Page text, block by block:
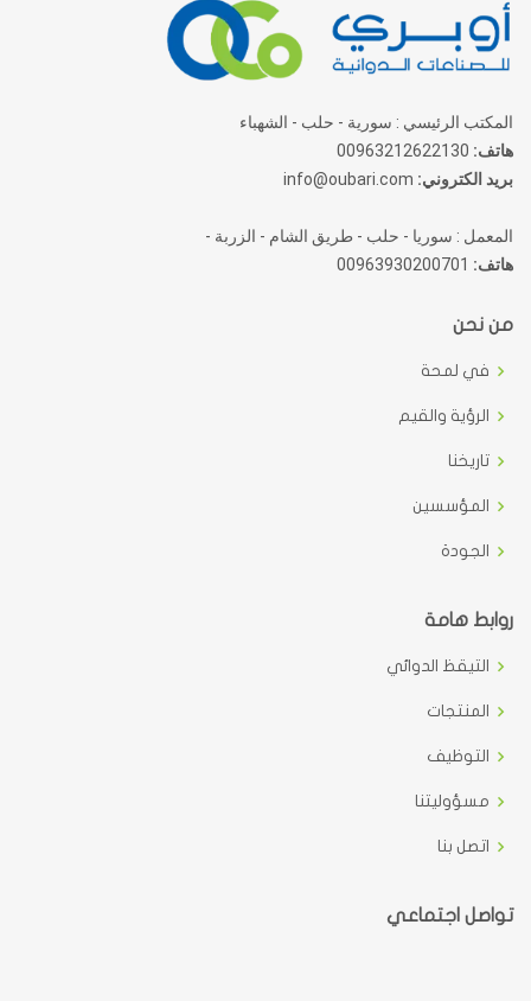
المكتب الرئيسي : سورية - حلب - الشهباء
هاتف:
بريد الكتروني:
المعمل : سوريا - حلب - طريق الشام - الزربة -
هاتف:
من نحن
في لمحة
الرؤية والقيم
تاريخنا
المؤسسين
الجودة
روابط هامة
التيقظ الدوائي
المنتجات
التوظيف
مسؤوليتنا
اتصل بنا
تواصل اجتماعي